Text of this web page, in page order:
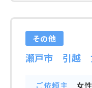
その他
瀬戸市 引越
ご依頼主 女性